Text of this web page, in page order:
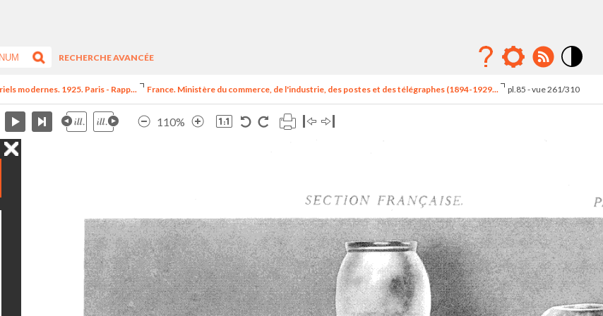
RECHERCHE AVANCÉE
élévé
modernes. 1925. Paris - Rapp... France. Ministère du commerce, de l'industrie, des postes et des télégraphes (1894-1929... pl.85 - vue 261/310
110%